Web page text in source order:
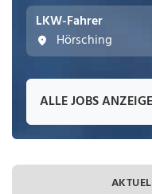
LKW-Fahrer
Hörsching
ALLE JOBS